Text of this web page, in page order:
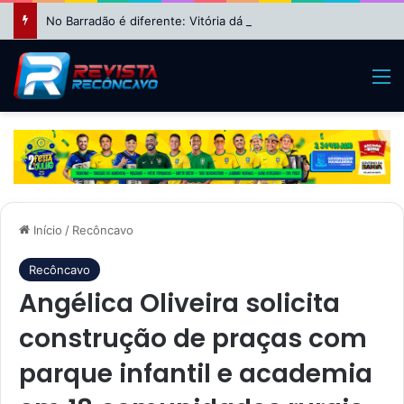
Início / Recôncavo
Recôncavo
Angélica Oliveira solicita
construção de praças com
parque infantil e academia